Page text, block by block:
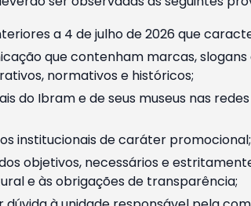
a 4 de julho de 2026 que
que contenham marcas,
normativos e históricos;
do Ibram e de seus museus nas
institucionais de caráter promocional;
objetivos, necessários e
e às obrigações de transparência;